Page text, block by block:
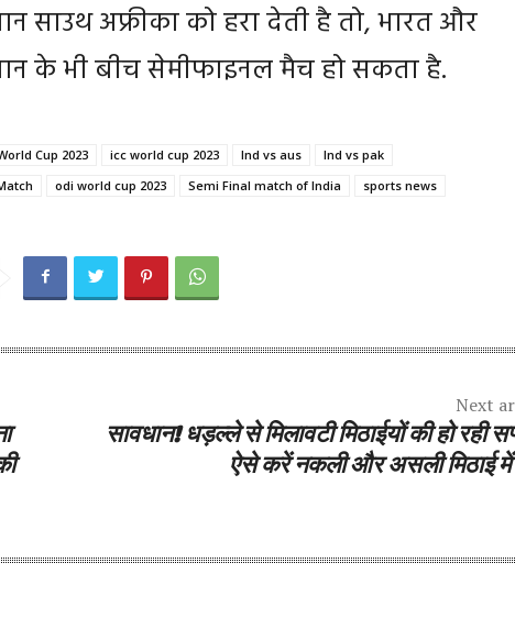
साउथ अफ्रीका को हरा देती है तो, भारत और
के भी बीच सेमीफाइनल मैच हो सकता है.
Cup 2023 icc world cup 2023 Ind vs aus
Ind vs pak
odi world cup 2023 Semi Final match of India
sports news
Next
सावधान! धड़ल्ले से मिलावटी मिठाईयों की हो रही
ऐसे करें नकली और असली मिठाई